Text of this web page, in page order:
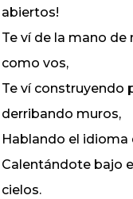
abiertos!
Te ví de la mano
como vos,
Te ví construyendo
derribando muros,
Hablando el idioma
Calentándote bajo
cielos.